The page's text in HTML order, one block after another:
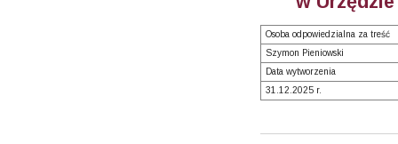
Osoba odpowiedzialna za treść
Szymon Pieniowski
Data wytworzenia
31.12.2025 r.